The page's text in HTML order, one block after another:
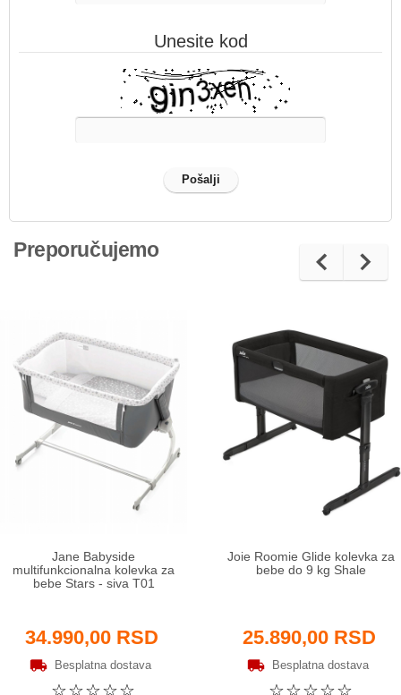
Unesite kod
Preporučujemo
Jane Babyside
multifunkcionalna kolevka za
bebe Stars - siva T01
34.990,00 RSD
Besplatna dostava
☆
☆
☆
☆
☆
Joie Roomie Glide kolevka za
bebe do 9 kg Shale
25.890,00 RSD
Besplatna dostava
☆
☆
☆
☆
☆